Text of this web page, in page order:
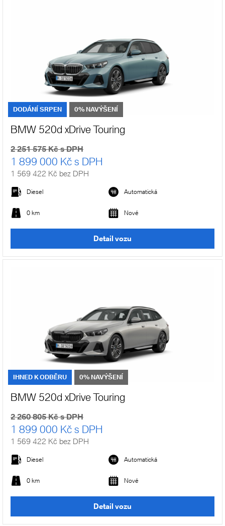
DODÁNÍ SRPEN 0% NAVÝŠENÍ
BMW 520d xDrive Touring
2 251 575 Kč s DPH
1 899 000 Kč s DPH
1 569 422 Kč bez DPH
Diesel Automatická
0 km Nové
Detail vozu
IHNED K ODBĚRU 0% NAVÝŠENÍ
BMW 520d xDrive Touring
2 260 805 Kč s DPH
1 899 000 Kč s DPH
1 569 422 Kč bez DPH
Diesel Automatická
0 km Nové
Detail vozu